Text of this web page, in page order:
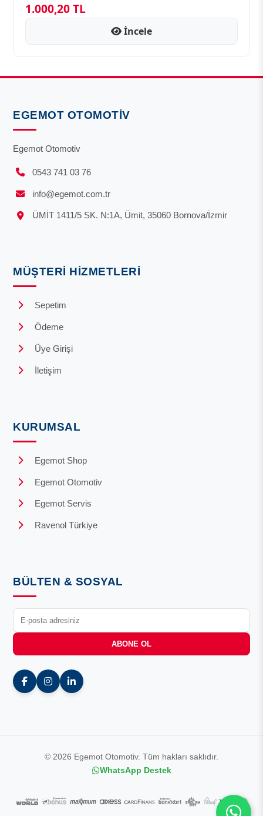
1.000,20 TL
İncele
EGEMOT OTOMOTIV
Egemot Otomotiv
0543 741 03 76
info@egemot.com.tr
ÜMİT 1411/5 SK. N:1A, Ümit, 35060 Bornova/İzmir
MÜŞTERI HIZMETLERI
Sepetim
Ödeme
Üye Girişi
İletişim
KURUMSAL
Egemot Shop
Egemot Otomotiv
Egemot Servis
Ravenol Türkiye
BÜLTEN & SOSYAL
ABONE OL
© 2026 Egemot Otomotiv. Tüm hakları saklıdır.
WhatsApp Destek